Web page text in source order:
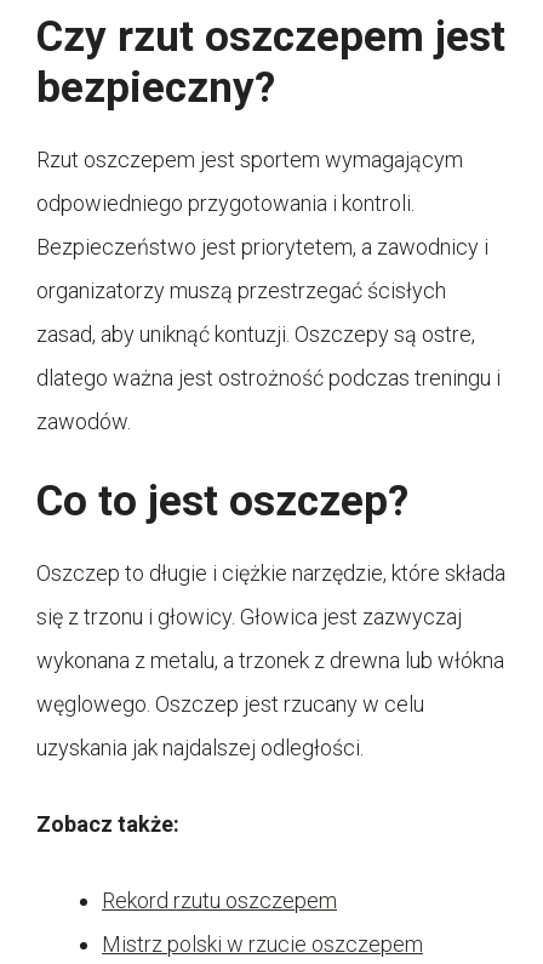
Czy rzut oszczepem jest
bezpieczny?
Rzut oszczepem jest sportem wymagającym
odpowiedniego przygotowania i kontroli.
Bezpieczeństwo jest priorytetem, a zawodnicy i
organizatorzy muszą przestrzegać ścisłych
zasad, aby uniknąć kontuzji. Oszczepy są ostre,
dlatego ważna jest ostrożność podczas treningu i
zawodów.
Co to jest oszczep?
Oszczep to długie i ciężkie narzędzie, które składa
się z trzonu i głowicy. Głowica jest zazwyczaj
wykonana z metalu, a trzonek z drewna lub włókna
węglowego. Oszczep jest rzucany w celu
uzyskania jak najdalszej odległości.
Zobacz także:
Rekord rzutu oszczepem
Mistrz polski w rzucie oszczepem